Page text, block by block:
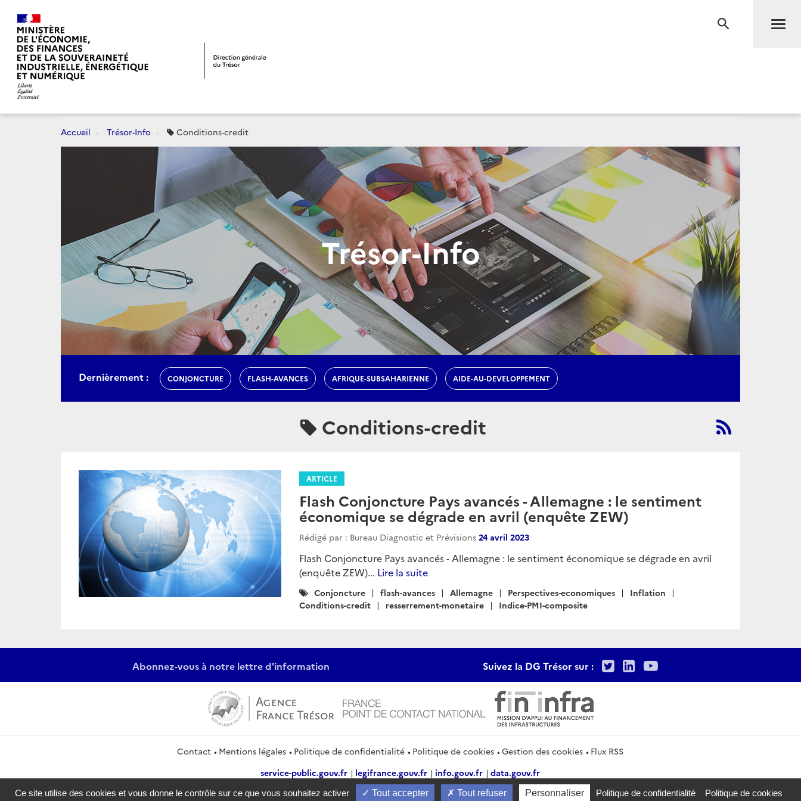
RECHERCHE
Accueil Trésor-Info Conditions-credit
Trésor-Info
Dernièrement : CONJONCTURE FLASH-AVANCES AFRIQUE-SUBSAHARIENNE AIDE-AU-DEVELOPPEMENT
Conditions-credit
ARTICLE
Flash Conjoncture Pays avancés - Allemagne : le sentiment
économique se dégrade en avril (enquête ZEW)
Rédigé par : Bureau Diagnostic et Prévisions 24 avril 2023
Flash Conjoncture Pays avancés - Allemagne : le sentiment économique se dégrade en avril
(enquête ZEW)... Lire la suite
Catégories
:
Conjoncture flash-avances Allemagne Perspectives-economiques
Inflation
Conditions-credit
resserrement-monetaire Indice-PMI-composite
Abonnez-vous à notre lettre d'information Suivez la DG Trésor sur : TwitterLinkedIn
Youtube
Contact Mentions légales Politique de confidentialité Politique de cookies Gestion des cookies
Flux RSS
service-public.gouv.fr
legifrance.gouv.fr info.gouv.fr
data.gouv.fr
2026 Direction générale du Trésor
Ce site utilise des cookies et vous donne le contrôle sur ce que vous souhaitez activer Tout accepter Tout refuser Personnaliser Politique de confidentialité Politique de cookies